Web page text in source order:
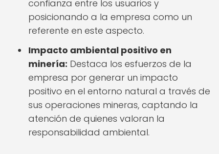
confianza entre los usuarios y
posicionando a la empresa como un
referente en este aspecto.
Impacto ambiental positivo en
minería: Destaca los esfuerzos de la
empresa por generar un impacto
positivo en el entorno natural a través de
sus operaciones mineras, captando la
atención de quienes valoran la
responsabilidad ambiental.